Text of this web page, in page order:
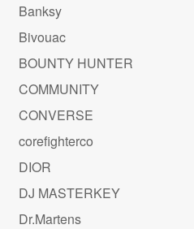
Banksy
Bivouac
BOUNTY HUNTER
COMMUNITY
CONVERSE
corefighterco
DIOR
DJ MASTERKEY
Dr.Martens